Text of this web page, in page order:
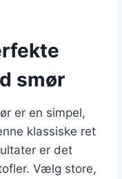
smør
er en simpel,
klassiske ret
er det
Vælg store,